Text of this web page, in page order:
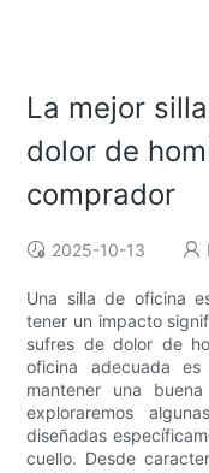
La mejor
dolor de
comprador
2025-10-13
Una silla de oficina
tener un impacto
sufres de dolor de
oficina adecuada
mantener una
exploraremos
diseñadas
cuello. Desde